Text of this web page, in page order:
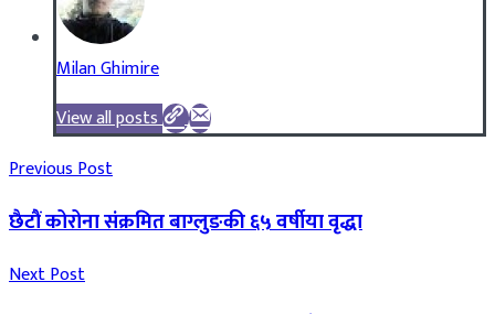
Milan Ghimire
View all posts
Previous Post
छैटौं कोरोना संक्रमित बाग्लुङकी ६५ वर्षीया वृद्धा
Next Post